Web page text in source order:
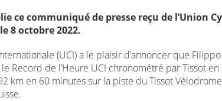
ce communiqué de presse reçu de l’Union
8 octobre 2022.
(UCI) a le plaisir d’annoncer que
Record de l’Heure UCI chronométré par Tissot
km en 60 minutes sur la piste du Tissot